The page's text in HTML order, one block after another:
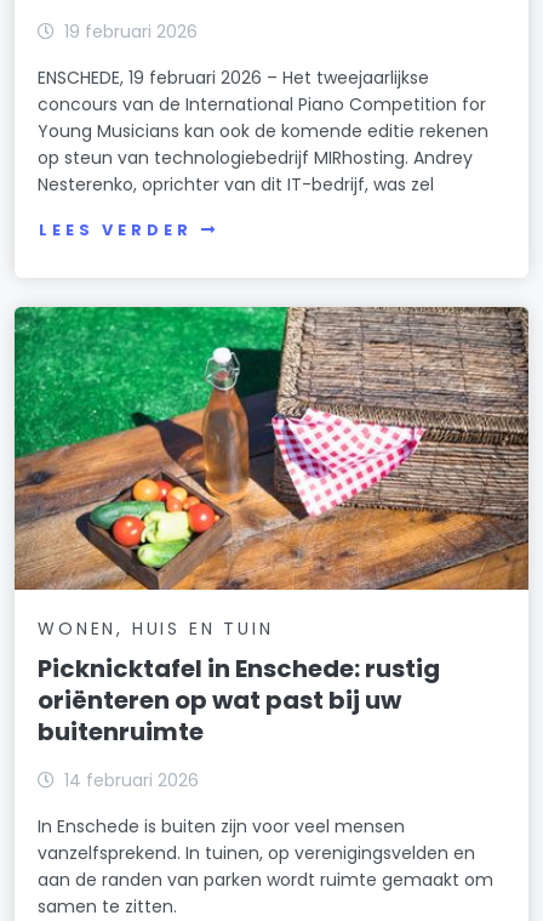
19 februari 2026
ENSCHEDE, 19 februari 2026 – Het tweejaarlijkse
concours van de International Piano Competition for
Young Musicians kan ook de komende editie rekenen
op steun van technologiebedrijf MIRhosting. Andrey
Nesterenko, oprichter van dit IT-bedrijf, was zel
LEES VERDER
WONEN, HUIS EN TUIN
Picknicktafel in Enschede: rustig
oriënteren op wat past bij uw
buitenruimte
14 februari 2026
In Enschede is buiten zijn voor veel mensen
vanzelfsprekend. In tuinen, op verenigingsvelden en
aan de randen van parken wordt ruimte gemaakt om
samen te zitten.